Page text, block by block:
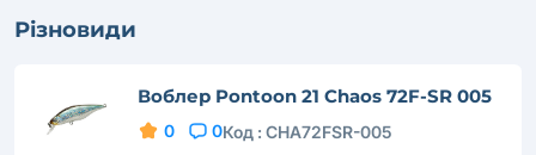
Різновиди
Воблер Pontoon 21 Chaos 72F-SR 005
0 0Код : CHA72FSR-005